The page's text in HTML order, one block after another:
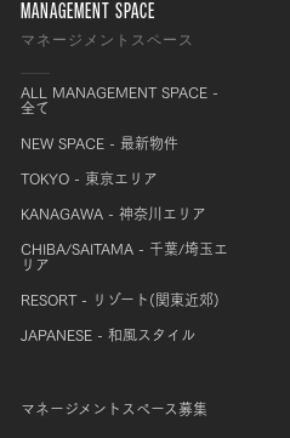
MANAGEMENT SPACE
マネージメントスペース
ALL MANAGEMENT SPACE -
全て
NEW SPACE - 最新物件
TOKYO - 東京エリア
KANAGAWA - 神奈川エリア
CHIBA/SAITAMA - 千葉/埼玉エ
リア
RESORT - リゾート(関東近郊)
JAPANESE - 和風スタイル
マネージメントスペース募集